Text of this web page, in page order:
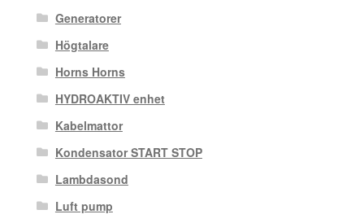
Generatorer
Högtalare
Horns Horns
HYDROAKTIV enhet
Kabelmattor
Kondensator START STOP
Lambdasond
Luft pump